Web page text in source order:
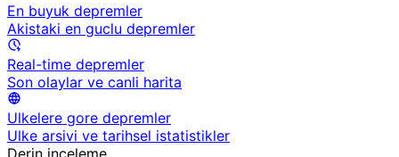
En buyuk depremler
Akistaki en guclu depremler
Real-time depremler
Son olaylar ve canli harita
Ulkelere gore depremler
Ulke arsivi ve tarihsel istatistikler
Derin inceleme